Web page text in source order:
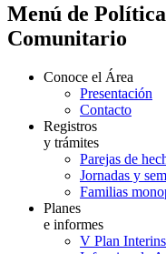
Menú de
Comunitario
Conoce el Área
Presentación
Contacto
Registros
y trámites
Parejas de
Jornadas y
Familias
Planes
e informes
V Plan